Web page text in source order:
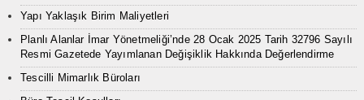
Yapı Yaklaşık Birim Maliyetleri
Planlı Alanlar İmar Yönetmeliği’nde 28 Ocak 2025 Tarih 32796 Sayılı
Resmi Gazetede Yayımlanan Değişiklik Hakkında Değerlendirme
Tescilli Mimarlık Büroları